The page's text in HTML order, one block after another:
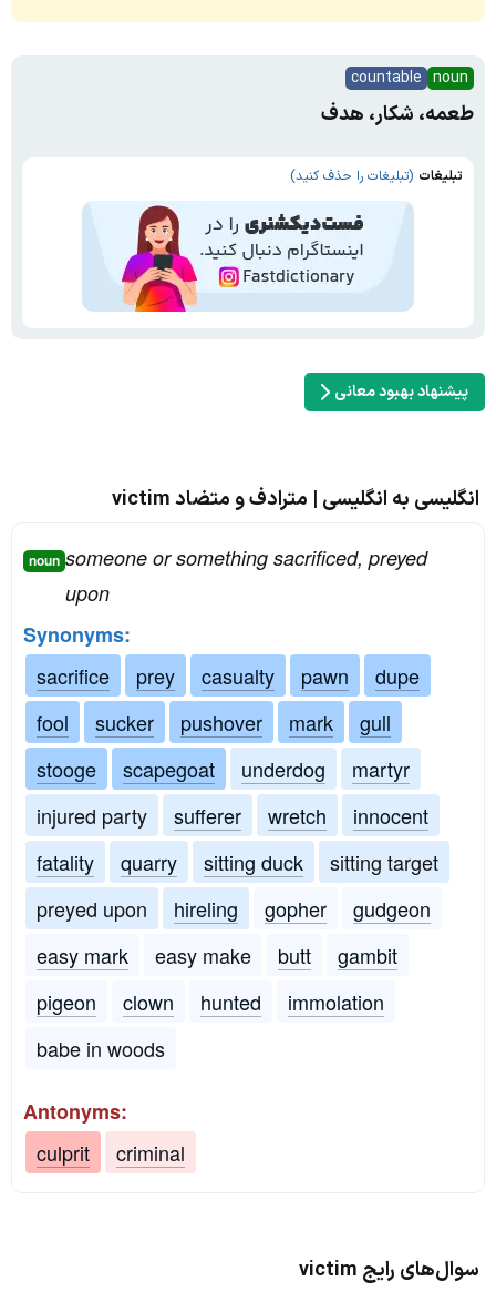
noun
countable
طعمه، شکار، هدف
تبلیغات (تبلیغات را حذف کنید)
پیشنهاد بهبود معانی
انگلیسی به انگلیسی | مترادف و متضاد victim
noun someone or something sacrificed, preyed
upon
Synonyms:
sacrifice
prey casualty pawn
dupe
fool
sucker pushover mark
gull
stooge
scapegoat underdog
martyr
injured party
sufferer wretch
innocent
fatality
quarry sitting duck
sitting target
preyed upon
hireling gopher
gudgeon
easy mark
easy make butt
gambit
pigeon
clown hunted
immolation
babe in woods
Antonyms:
culprit
criminal
سوال‌های رایج victim